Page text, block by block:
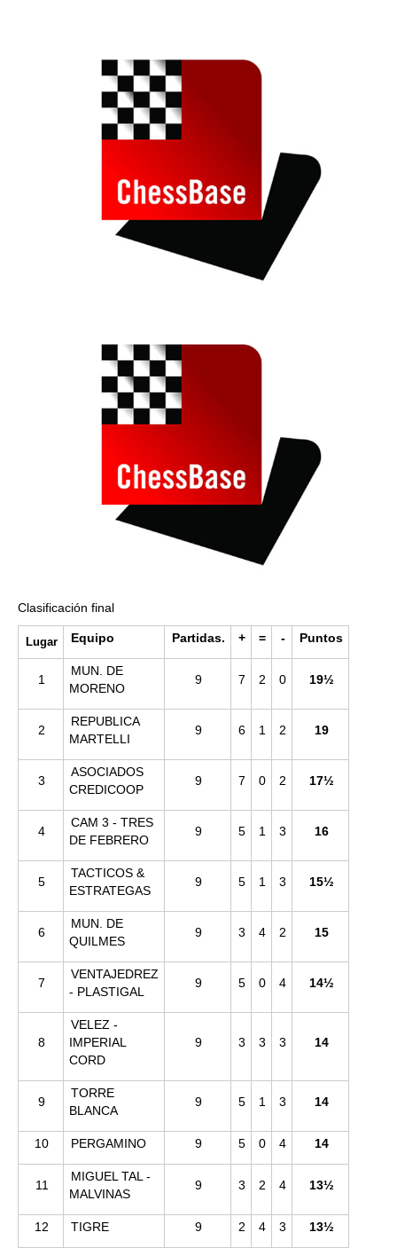
Clasificación final
Lugar Equipo Partidas. + = - Puntos
1
MUN. DE
MORENO
9 7 2 0 19½
2
REPUBLICA
MARTELLI
9 6 1 2 19
3
ASOCIADOS
CREDICOOP
9 7 0 2 17½
4
CAM 3 - TRES
DE FEBRERO
9 5 1 3 16
5
TACTICOS &
ESTRATEGAS
9 5 1 3 15½
6
MUN. DE
QUILMES
9 3 4 2 15
7
VENTAJEDREZ
- PLASTIGAL
9 5 0 4 14½
8
VELEZ -
IMPERIAL
CORD
9 3 3 3 14
9
TORRE
BLANCA
9 5 1 3 14
10 PERGAMINO 9 5 0 4 14
11
MIGUEL TAL -
MALVINAS
9 3 2 4 13½
12 TIGRE 9 2 4 3 13½